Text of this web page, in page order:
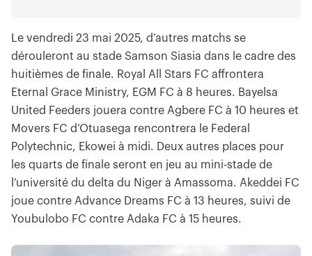
Le vendredi 23 mai 2025, d’autres matchs se
dérouleront au stade Samson Siasia dans le cadre des
huitièmes de finale. Royal All Stars FC affrontera
Eternal Grace Ministry, EGM FC à 8 heures. Bayelsa
United Feeders jouera contre Agbere FC à 10 heures et
Movers FC d’Otuasega rencontrera le Federal
Polytechnic, Ekowei à midi. Deux autres places pour
les quarts de finale seront en jeu au mini-stade de
l’université du delta du Niger à Amassoma. Akeddei FC
joue contre Advance Dreams FC à 13 heures, suivi de
Youbulobo FC contre Adaka FC à 15 heures.